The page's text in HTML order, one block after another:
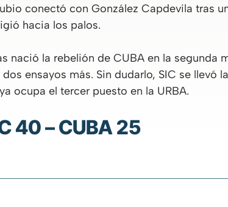
conectó con González Capdevila tras
hacia los palos.
nació la rebelión de CUBA en la
ensayos más. Sin dudarlo, SIC se llevó
ocupa el tercer puesto en la URBA.
40 – CUBA 25